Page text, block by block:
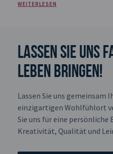
WEITERLESEN
Lassen Sie uns
Leben bringen!
Lassen Sie uns gemeinsam
einzigartigen Wohlfühlort
Sie uns für eine persönliche
Kreativität, Qualität und